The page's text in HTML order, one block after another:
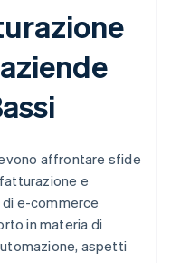
affrontare sfide
e
e-commerce
in materia di
aspetti